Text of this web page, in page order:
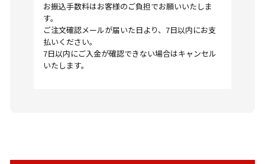
お振込手数料はお客様のご負担でお願いいたしま
す。
ご注文確認メールが届いた日より、7日以内にお支
払いください。
7日以内にご入金が確認できない場合はキャンセル
いたします。